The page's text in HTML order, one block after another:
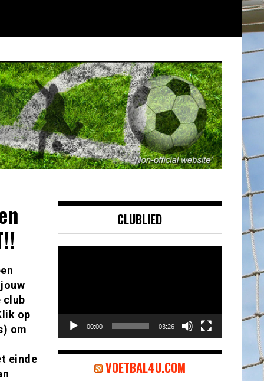
jouw
club
op
om
einde
CLUBLIED
00:00 03:26
VOETBAL4U.COM